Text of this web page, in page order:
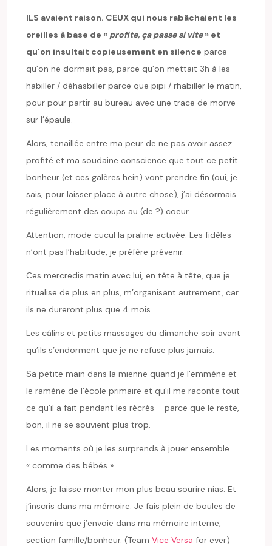
ILS avaient raison. CEUX qui nous rabâchaient les
oreilles à base de « profite, ça passe si vite» et
qu’on insultait copieusement en silence parce
qu’on ne dormait pas, parce qu’on mettait 3h à les
habiller / déhasbiller parce que pipi / rhabiller le matin,
pour pour partir au bureau avec une trace de morve
sur l’épaule.
Alors, tenaillée entre ma peur de ne pas avoir assez
profité et ma soudaine conscience que tout ce petit
bonheur (et ces galères hein) vont prendre fin (oui, je
sais, pour laisser place à autre chose), j’ai désormais
régulièrement des coups au (de ?) coeur.
Attention, mode cucul la praline activée. Les fidèles
n’ont pas l’habitude, je préfère prévenir.
Ces mercredis matin avec lui, en tête à tête, que je
ritualise de plus en plus, m’organisant autrement, car
ils ne dureront plus que 4 mois.
Les câlins et petits massages du dimanche soir avant
qu’ils s’endorment que je ne refuse plus jamais.
Sa petite main dans la mienne quand je l’emmène et
le ramène de l’école primaire et qu’il me raconte tout
ce qu’il a fait pendant les récrés – parce que le reste,
bon, il ne se souvient plus trop.
Les moments où je les surprends à jouer ensemble
« comme des bébés ».
Alors, je laisse monter mon plus beau sourire nias. Et
j’inscris dans ma mémoire. Je fais plein de boules de
souvenirs que j’envoie dans ma mémoire interne,
section famille/bonheur. (TeamVice Versa for ever)